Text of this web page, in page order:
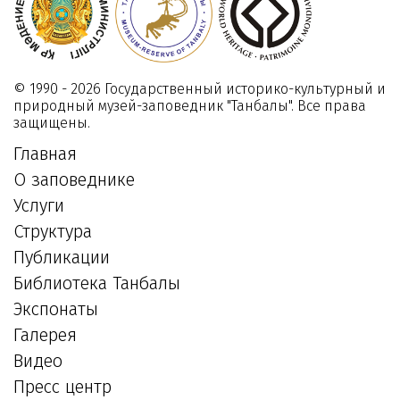
© 1990 - 2026 Государственный историко-культурный и
природный музей-заповедник "Танбалы". Все права
защищены.
Главная
О заповеднике
Услуги
Структура
Публикации
Библиотека Танбалы
Экспонаты
Галерея
Видео
Пресс центр